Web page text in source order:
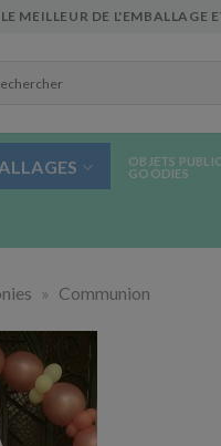
MEILLEUR DE L'EMBALLAGE
OBJETS
GOODIES
» Communion